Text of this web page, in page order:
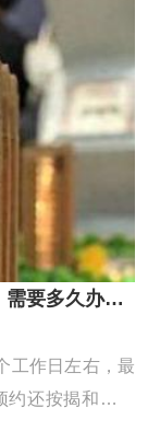
沧州银行抵押贷款房本有按揭怎么办，需要多久办下来？
工作日左右，最
还按揭和解压